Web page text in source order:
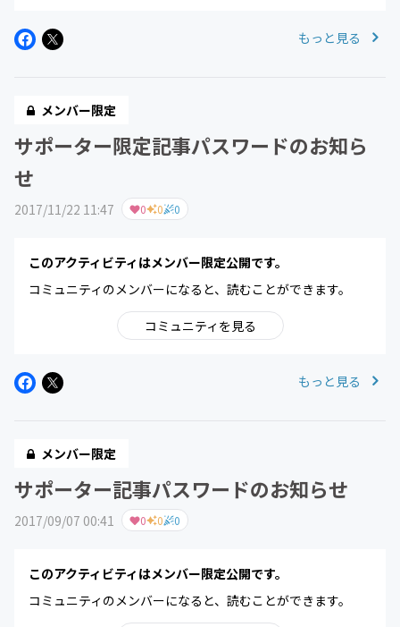
もっと見る
メンバー限定
サポーター限定記事パスワードのお知ら
せ
2017/11/22 11:47 0 0 0
このアクティビティはメンバー限定公開です。
コミュニティのメンバーになると、読むことができます。
コミュニティを見る
もっと見る
メンバー限定
サポーター記事パスワードのお知らせ
2017/09/07 00:41 0 0 0
このアクティビティはメンバー限定公開です。
コミュニティのメンバーになると、読むことができます。